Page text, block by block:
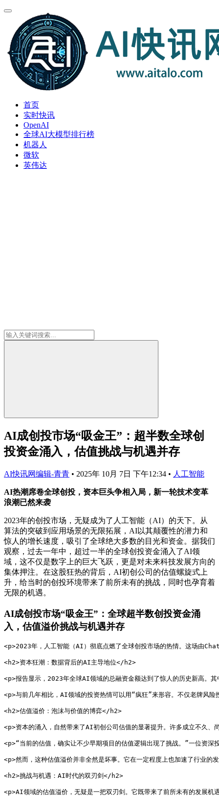
首页
实时快讯
OpenAI
全球AI大模型排行榜
机器人
微软
英伟达
AI成创投市场“吸金王”：超半数全球创
投资金涌入，估值挑战与机遇并存
AI快讯网编辑-青青 • 2025年 10月 7日 下午12:34 • 人工智能
AI热潮席卷全球创投，资本巨头争相入局，新一轮技术变革
浪潮已然来袭
2023年的创投市场，无疑成为了人工智能（AI）的天下。从
算法的突破到应用场景的无限拓展，AI以其颠覆性的潜力和
惊人的增长速度，吸引了全球绝大多数的目光和资金。据我们
观察，过去一年中，超过一半的全球创投资金涌入了AI领
域，这不仅是数字上的巨大飞跃，更是对未来科技发展方向的
集体押注。在这股狂热的背后，AI初创公司的估值螺旋式上
升，给当时的创投环境带来了前所未有的挑战，同时也孕育着
无限的机遇。
AI成创投市场“吸金王”：全球超半数创投资金涌
入，估值溢价挑战与机遇并存
<p>2023年，人工智能（AI）彻底点燃了全球创投市场的热情。这场由
<h2>资本狂潮：数据背后的AI主导地位</h2>
<p>报告显示，2023年全球AI领域的总融资金额达到了惊人的历史新高。
<p>与前几年相比，AI领域的投资热情可以用“疯狂”来形容。不仅老牌风
<h2>估值溢价：泡沫与价值的博弈</h2>
<p>资本的涌入，自然带来了AI初创公司估值的显著提升。许多成立不久
<p>“当前的估值，确实让不少早期项目的估值逻辑出现了挑战。”一位资
<p>然而，这种估值溢价并非全然是坏事。它在一定程度上也加速了行业
<h2>挑战与机遇：AI时代的双刃剑</h2>
<p>AI领域的估值溢价，无疑是一把双刃剑。它既带来了前所未有的发展机